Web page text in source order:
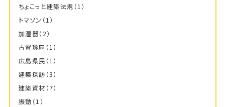
ちょこっと建築法規 （1）
トマソン （1）
加湿器（2）
古賀琢麻 （1）
広島県民 （1）
建築探訪 （3）
建築資材（7）
振動 （1）